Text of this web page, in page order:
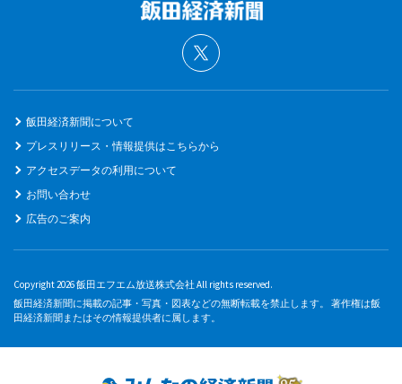
飯田経済新聞について
プレスリリース・情報提供はこちらから
アクセスデータの利用について
お問い合わせ
広告のご案内
Copyright 2026 飯田エフエム放送株式会社 All rights reserved.
飯田経済新聞に掲載の記事・写真・図表などの無断転載を禁止します。 著作権は飯
田経済新聞またはその情報提供者に属します。